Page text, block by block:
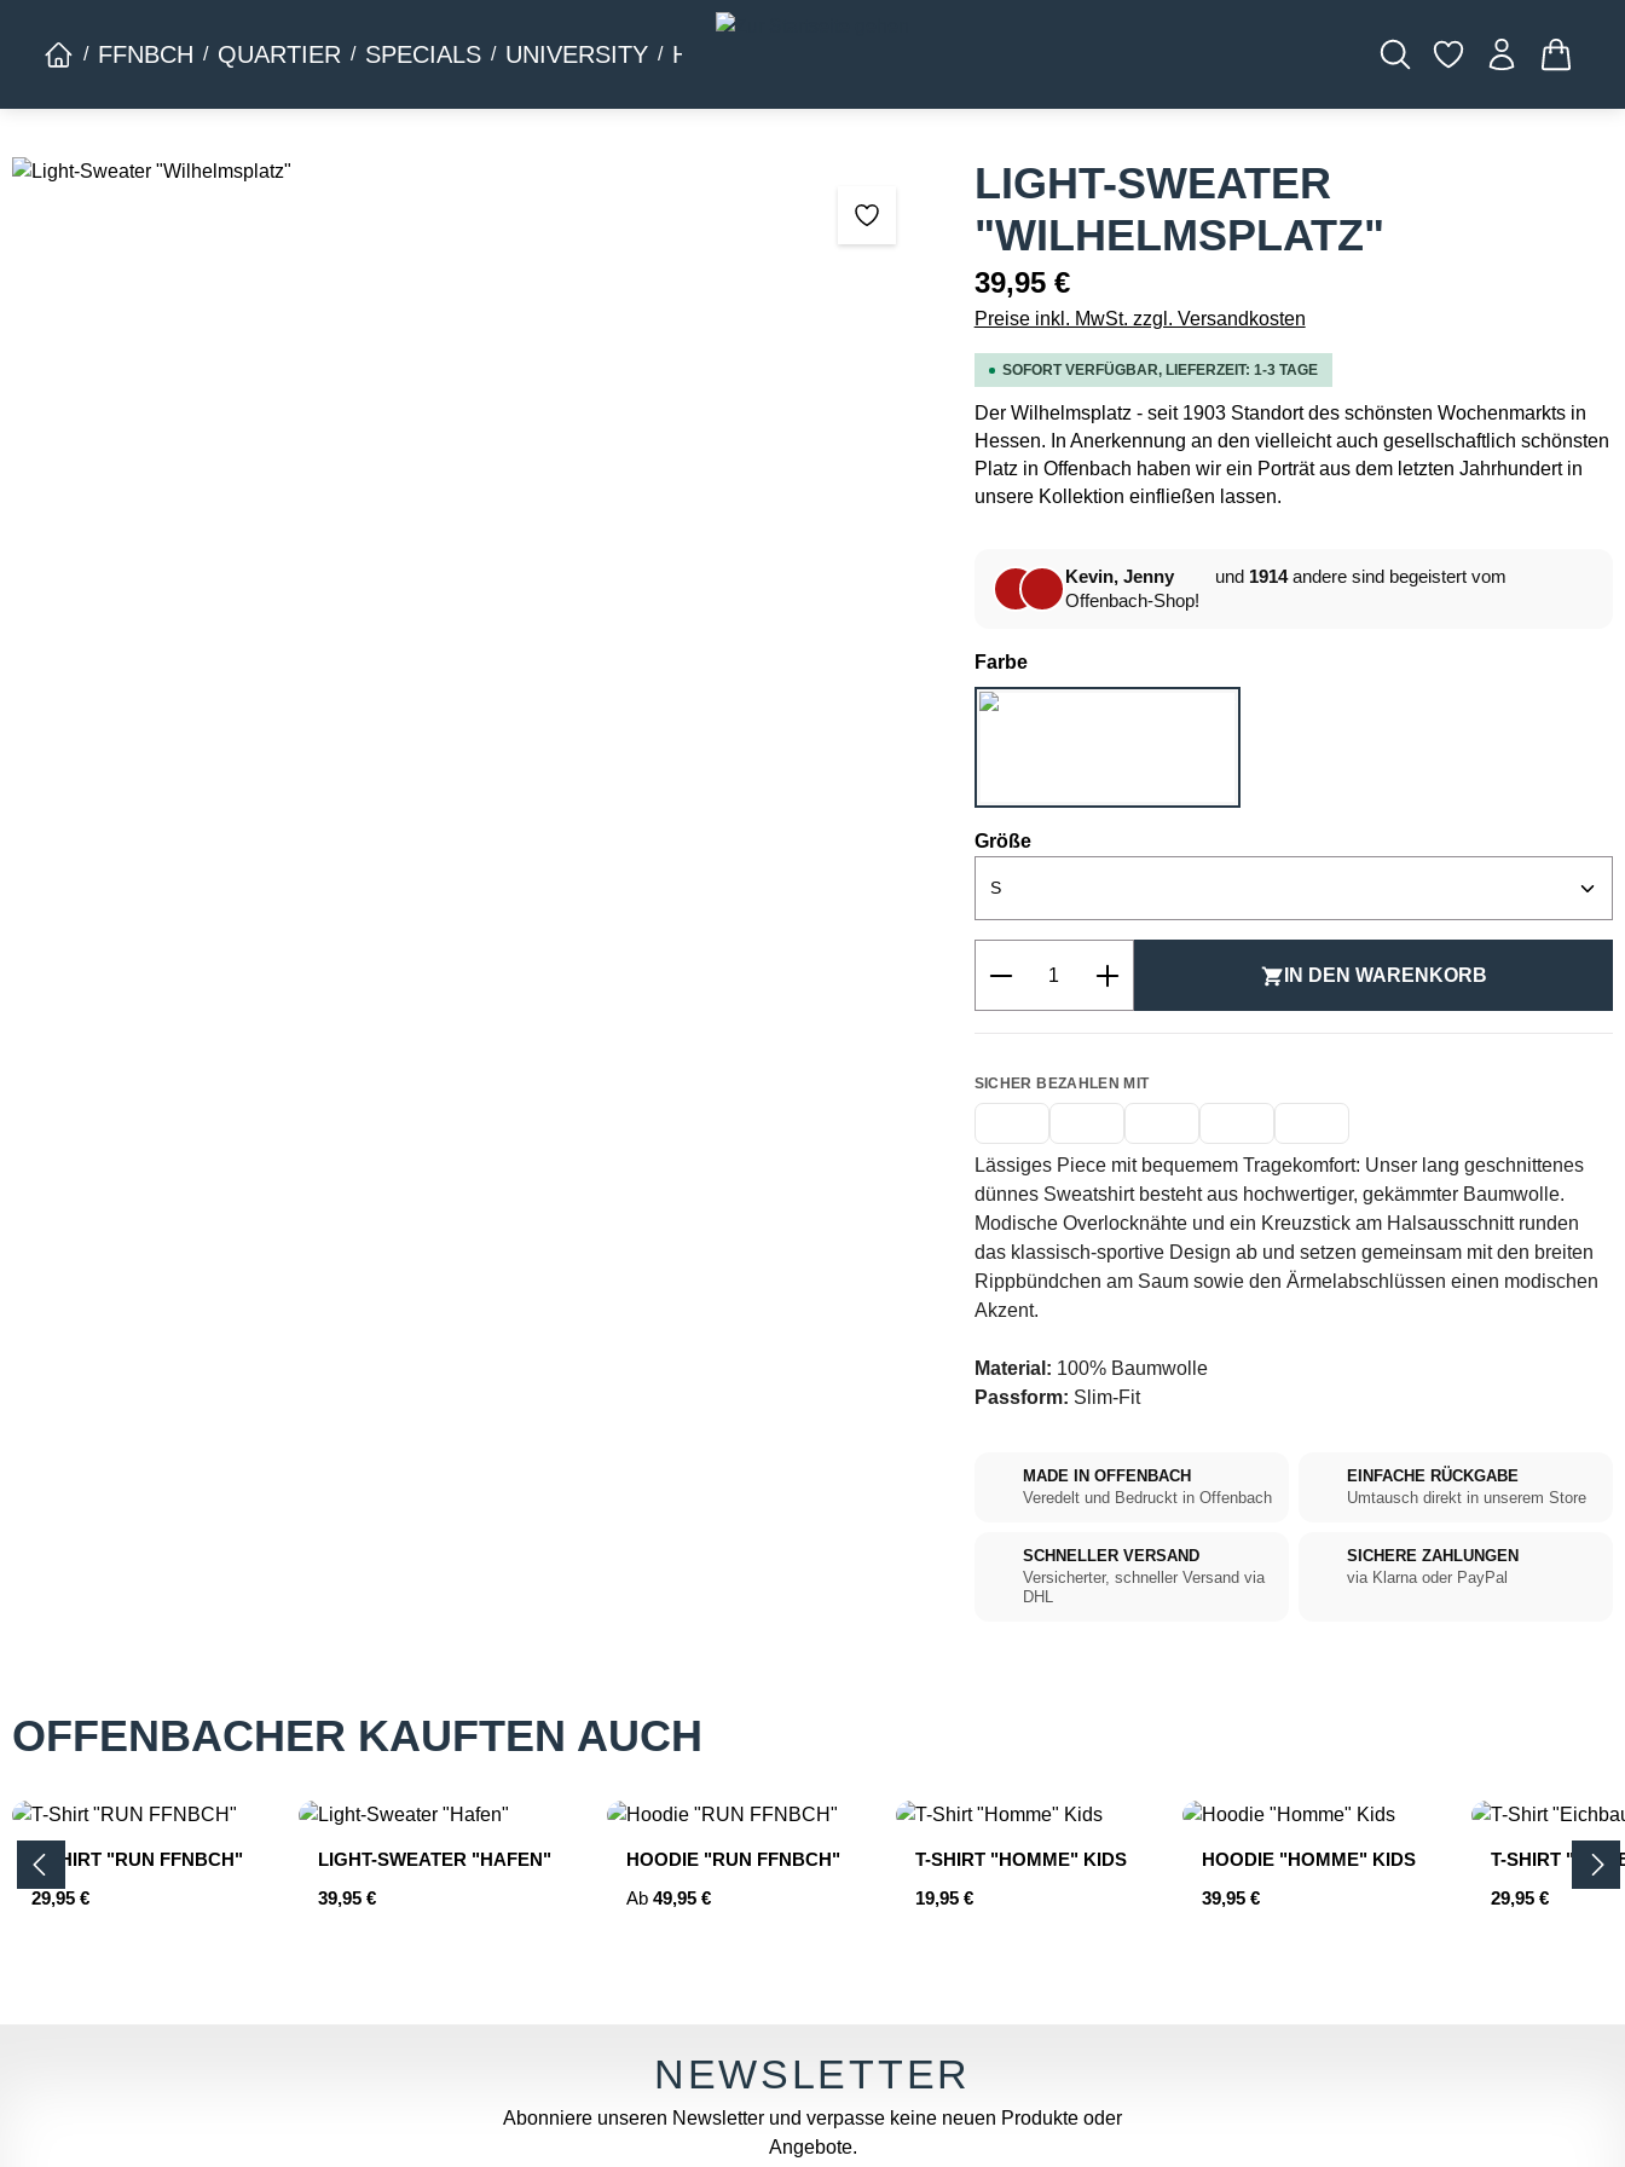
FFNBCH QUARTIER SPECIALS UNIVERSITY HOMMAGE
Bildergalerie überspringen
LIGHT-SWEATER
"WILHELMSPLATZ"
39,95 €
Preise inkl. MwSt. zzgl. Versandkosten
SOFORT VERFÜGBAR, LIEFERZEIT: 1-3 TAGE
Der Wilhelmsplatz - seit 1903 Standort des schönsten Wochenmarkts in
Hessen. In Anerkennung an den vielleicht auch gesellschaftlich schönsten
Platz in Offenbach haben wir ein Porträt aus dem letzten Jahrhundert in
unsere Kollektion einfließen lassen.
Kevin, Jenny und 1914andere sind begeistert vom
Offenbach-Shop!
Farbeauswählen
Größeauswählen
Produkt Anzahl: Gib den gewünschten Wert ein
IN DEN WARENKORB
SICHER BEZAHLEN MIT
Lässiges Piece mit bequemem Tragekomfort: Unser lang geschnittenes
dünnes Sweatshirt besteht aus hochwertiger, gekämmter Baumwolle.
Modische Overlocknähte und ein Kreuzstick am Halsausschnitt runden
das klassisch-sportive Design ab und setzen gemeinsam mit den breiten
Rippbündchen am Saum sowie den Ärmelabschlüssen einen modischen
Akzent.
Material: 100% Baumwolle
Passform: Slim-Fit
MADE IN OFFENBACH
Veredelt und Bedruckt in Offenbach
EINFACHE RÜCKGABE
Umtausch direkt in unserem Store
SCHNELLER VERSAND
Versicherter, schneller Versand via
DHL
SICHERE ZAHLUNGEN
via Klarna oder PayPal
OFFENBACHER KAUFTEN AUCH
Produktgalerie überspringen
T-SHIRT "RUN FFNBCH"
Regulärer Preis:
29,95 €
LIGHT-SWEATER "HAFEN"
Regulärer Preis:
39,95 €
HOODIE "RUN FFNBCH"
Regulärer Preis:
Ab 49,95 €
T-SHIRT "HOMME" KIDS
Regulärer Preis:
19,95 €
HOODIE "HOMME" KIDS
Regulärer Preis:
39,95 €
T-SHIRT
Regulärer Preis:
29,95 €
Abonniere unseren Newsletter und verpasse keine neuen Produkte oder
Angebote.